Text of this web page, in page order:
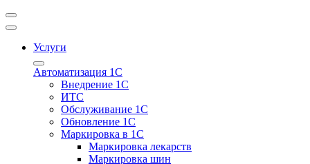
Услуги
Автоматизация 1С
Внедрение 1С
ИТС
Обслуживание 1С
Обновление 1С
Маркировка в 1С
Маркировка лекарств
Маркировка шин